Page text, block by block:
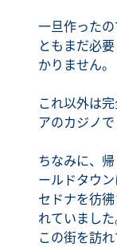
一旦作った
ともまだ必
かりません。
これ以外は
アのカジノで
ちなみに、
ールドタウ
セドナを彷
れていまし
この街を訪